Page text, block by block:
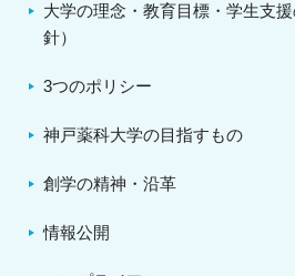
大学の理念・教育目標・学生支
針）
3つのポリシー
神戸薬科大学の目指すもの
創学の精神・沿革
情報公開